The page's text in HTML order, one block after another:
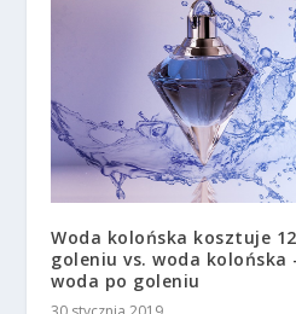
Woda kolońska kosztuje
goleniu vs. woda kolońska
woda po goleniu